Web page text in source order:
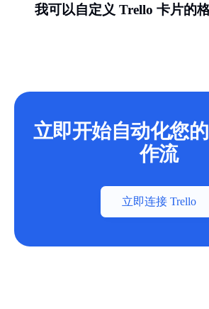
我可以自定义 Trello 卡片的
立即开始自动化您
作流
立即连接 Trello